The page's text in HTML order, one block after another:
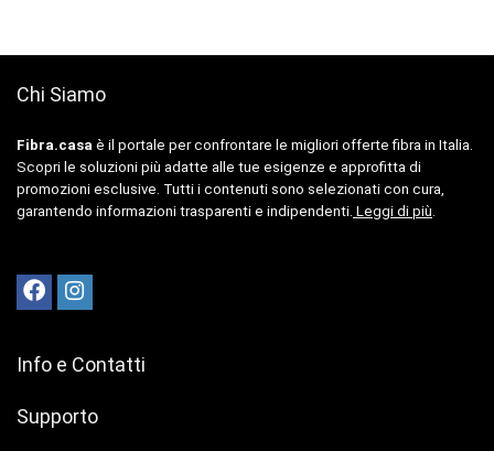
Chi Siamo
Fibra.casa è il portale per confrontare le migliori offerte fibra in Italia.
Scopri le soluzioni più adatte alle tue esigenze e approfitta di
promozioni esclusive. Tutti i contenuti sono selezionati con cura,
garantendo informazioni trasparenti e indipendenti. Leggi di più
Info e Contatti
Supporto